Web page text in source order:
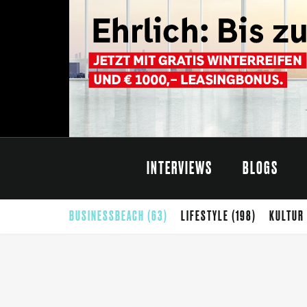
INTERVIEWS BLOGS
BUSINESSBEACH (63) LIFESTYLE (198) KULTUR